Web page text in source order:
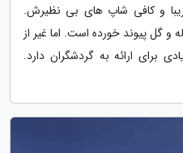
و کافی شاپ های بی نظیرش.
و گل پیوند خورده است. اما غیر از
برای ارائه به گردشگران دارد.